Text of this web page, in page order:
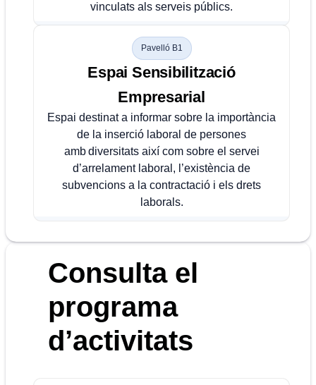
vinculats als serveis públics.
Pavelló B1
Espai Sensibilització
Empresarial
Espai destinat a informar sobre la importància
de la inserció laboral de persones
amb diversitats així com sobre el servei
d’arrelament laboral, l’existència de
subvencions a la contractació i els drets
laborals.
Consulta el
programa
d’activitats